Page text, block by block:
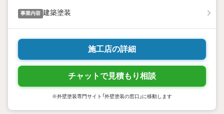
事業内容 建築塗装
施工店の詳細
チャットで見積もり相談
※外壁塗装専門サイト「外壁塗装の窓口」に移動します